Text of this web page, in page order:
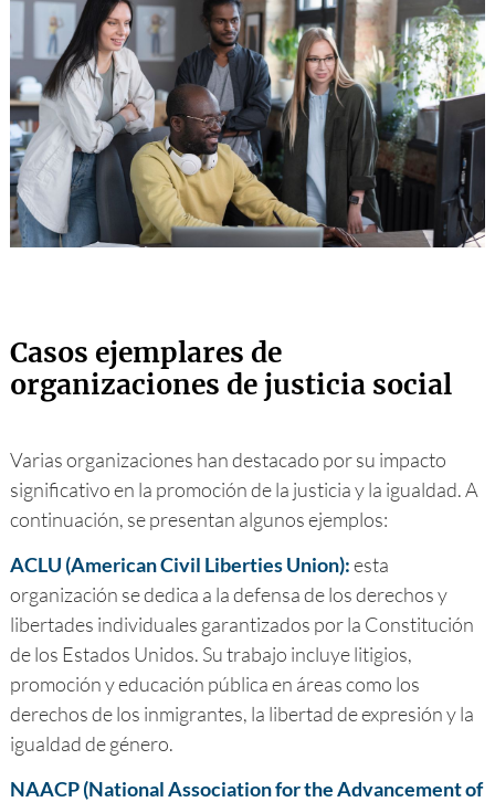
Casos ejemplares de
organizaciones de justicia social
Varias organizaciones han destacado por su impacto
significativo en la promoción de la justicia y la igualdad. A
continuación, se presentan algunos ejemplos:
ACLU (American Civil Liberties Union):esta
organización se dedica a la defensa de los derechos y
libertades individuales garantizados por la Constitución
de los Estados Unidos. Su trabajo incluye litigios,
promoción y educación pública en áreas como los
derechos de los inmigrantes, la libertad de expresión y la
igualdad de género.
NAACP (National Association for the Advancement of